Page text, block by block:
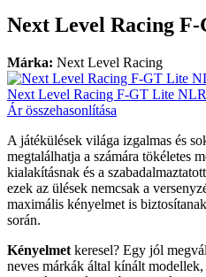
Next Level Racing
Márka: Next Level Racing
Next Level Racing F-GT Lite
Ár összehasonlítása
A játékülések világa izgalmas és
megtalálhatja a számára tökéletes
kialakításnak és a
ezek az ülések nemcsak a
maximális kényelmet is
során.
Kényelmet keresel? Egy jól
neves márkák által kínált